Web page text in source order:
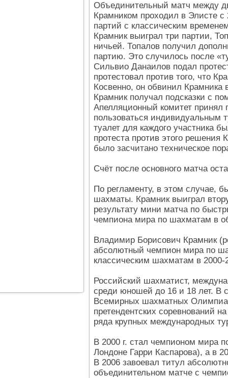
Объединительный матч между
Крамником проходил в Элисте с
партий с классическим
Крамник выиграл три партии,
ничьей. Топалов получил
партию. Это случилось после
Сильвио Данаилов подал
протестовал против того, что
Косвенно, он обвинил Крамника
Крамник получал подсказки с
Апелляционный комитет принял
пользоваться индивидуальным
туалет для каждого участника
протеста против этого
было засчитано техническое
Счёт после основного матча
По регламенту, в этом случае,
шахматы. Крамник выиграл
результату мини матча по
чемпиона мира по шахматам в
Владимир Борисович Крамник
абсолютный чемпион мира по
классическим шахматам в 2000-
Российский шахматист,
среди юношей до 16 и 18 лет. В
Всемирных шахматных
претендентских соревнований
ряда крупных международных
В 2000 г. стал чемпионом мира
Лондоне Гарри Каспарова), а в
В 2006 завоевал титул
объединительном матче с